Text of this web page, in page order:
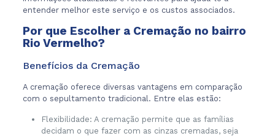
entender melhor este serviço e os custos associados.
Por que Escolher a Cremação no bairro
Rio Vermelho?
Benefícios da Cremação
A cremação oferece diversas vantagens em comparação
com o sepultamento tradicional. Entre elas estão:
Flexibilidade: A cremação permite que as famílias
decidam o que fazer com as cinzas cremadas, seja